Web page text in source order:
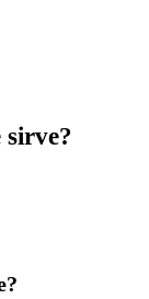
sirve?